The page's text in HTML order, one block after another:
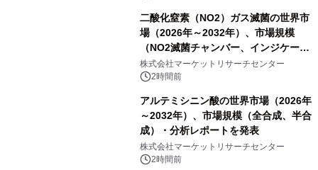
二酸化窒素（NO2）ガス滅菌の世界市
場（2026年～2032年）、市場規模
（NO2滅菌チャンバー、インジケータ
ーおよびモニタリングシステム、その
他）・分析レポートを発表
株式会社マーケットリサーチセンター
2時間前
アルテミシニン酸の世界市場（2026年
～2032年）、市場規模（全合成、半合
成）・分析レポートを発表
株式会社マーケットリサーチセンター
2時間前